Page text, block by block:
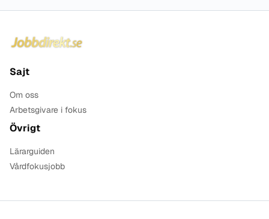
Sajt
Om oss
Arbetsgivare i fokus
Övrigt
Lärarguiden
Vårdfokusjobb